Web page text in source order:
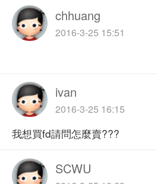
chhuang
2016-3-25 15:51
ivan
2016-3-25 16:15
我想買fd請問怎麼賣???
SCWU